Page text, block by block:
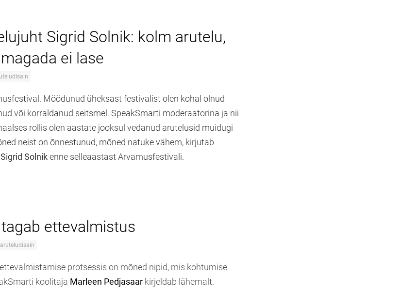
Sigrid Solnik: kolm arutelu,
ei lase
Möödunud üheksast festivalist olen kohal olnud
või korraldanud seitsmel. SpeakSmarti moderaatorina ja nii
rollis olen aastate jooksul vedanud arutelusid muidugi
neist on õnnestunud, mõned natuke vähem, kirjutab
Sigrid Solnikenne selleaastast Arvamusfestivali.
ettevalmistus
aruteludisain
protsessis on mõned nipid, mis kohtumise
koolitaja Marleen Pedjasaar kirjeldab lähemalt.